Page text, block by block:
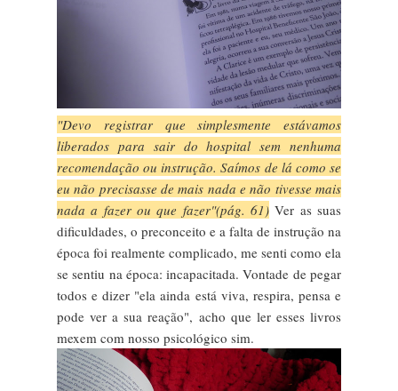
"Devo registrar que simplesmente estávamos
liberados para sair do hospital sem nenhuma
recomendação ou instrução. Saímos de lá como se
eu não precisasse de mais nada e não tivesse mais
nada a fazer ou que fazer"(pág. 61) Ver as suas
dificuldades, o preconceito e a falta de instrução na
época foi realmente complicado, me senti como ela
se sentiu na época: incapacitada. Vontade de pegar
todos e dizer "ela ainda está viva, respira, pensa e
pode ver a sua reação", acho que ler esses livros
mexem com nosso psicológico sim.